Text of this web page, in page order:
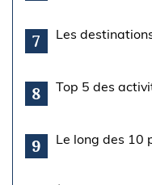
7 Les
8 Top 5 des
9 Le long des 10